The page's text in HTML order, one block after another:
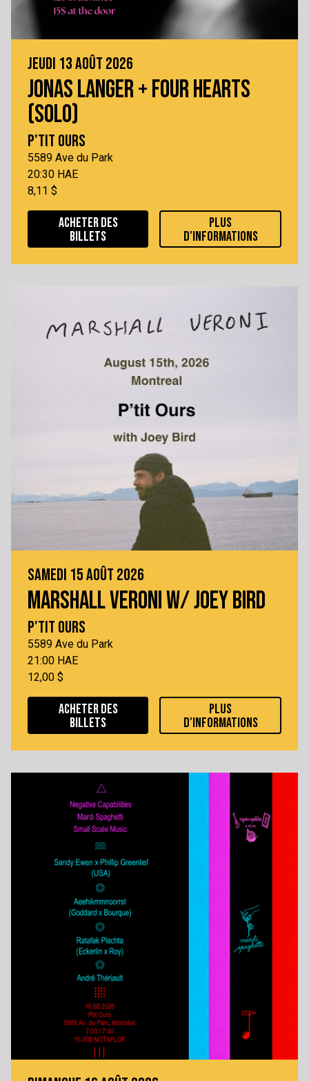
JEUDI 13 AOÛT 2026
JONAS LANGER + FOUR HEARTS
(SOLO)
P'TIT OURS
5589 Ave du Park
20:30 HAE
8,11 $
ACHETER DES
BILLETS
PLUS
D'INFORMATIONS
SAMEDI 15 AOÛT 2026
MARSHALL VERONI W/ JOEY BIRD
P'TIT OURS
5589 Ave du Park
21:00 HAE
12,00 $
ACHETER DES
BILLETS
PLUS
D'INFORMATIONS